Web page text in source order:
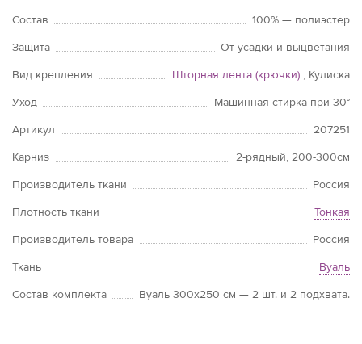
Состав
100% — полиэстер
Защита
От усадки и выцветания
Вид крепления
Шторная лента (крючки) , Кулиска
Уход
Машинная стирка при 30°
Артикул
207251
Карниз
2-рядный, 200-300см
Производитель ткани
Россия
Плотность ткани
Тонкая
Производитель товара
Россия
Ткань
Вуаль
Состав комплекта
Вуаль 300х250 см — 2 шт. и 2 подхвата.